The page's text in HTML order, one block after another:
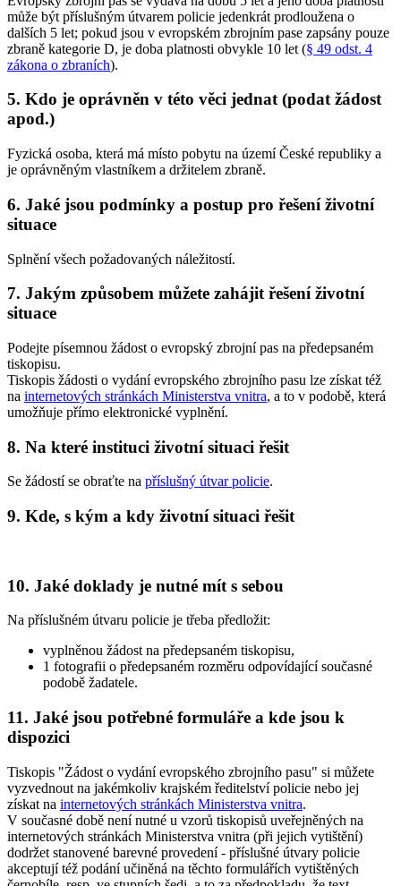
může být příslušným útvarem policie jedenkrát prodloužena o
dalších 5 let; pokud jsou v evropském zbrojním pase zapsány pouze
zbraně kategorie D, je doba platnosti obvykle 10 let (§ 49 odst. 4
zákona o zbraních).
5. Kdo je oprávněn v této věci jednat (podat žádost
apod.)
Fyzická osoba, která má místo pobytu na území České republiky a
je oprávněným vlastníkem a držitelem zbraně.
6. Jaké jsou podmínky a postup pro řešení životní
situace
Splnění všech požadovaných náležitostí.
7. Jakým způsobem můžete zahájit řešení životní
situace
Podejte písemnou žádost o evropský zbrojní pas na předepsaném
tiskopisu.
Tiskopis žádosti o vydání evropského zbrojního pasu lze získat též
na internetových stránkách Ministerstva vnitra, a to v podobě, která
umožňuje přímo elektronické vyplnění.
8. Na které instituci životní situaci řešit
Se žádostí se obraťte na příslušný útvar policie.
9. Kde, s kým a kdy životní situaci řešit
10. Jaké doklady je nutné mít s sebou
Na příslušném útvaru policie je třeba předložit:
vyplněnou žádost na předepsaném tiskopisu,
1 fotografii o předepsaném rozměru odpovídající současné
podobě žadatele.
11. Jaké jsou potřebné formuláře a kde jsou k
dispozici
Tiskopis "Žádost o vydání evropského zbrojního pasu" si můžete
vyzvednout na jakémkoliv krajském ředitelství policie nebo jej
získat na internetových stránkách Ministerstva vnitra.
V současné době není nutné u vzorů tiskopisů uveřejněných na
internetových stránkách Ministerstva vnitra (při jejich vytištění)
dodržet stanovené barevné provedení - příslušné útvary policie
akceptují též podání učiněná na těchto formulářích vytištěných